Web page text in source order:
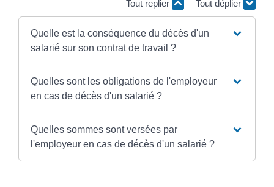
Tout replier Tout déplier
Quelle est la conséquence du décès d'un
salarié sur son contrat de travail ?
Quelles sont les obligations de l'employeur
en cas de décès d'un salarié ?
Quelles sommes sont versées par
l'employeur en cas de décès d'un salarié ?